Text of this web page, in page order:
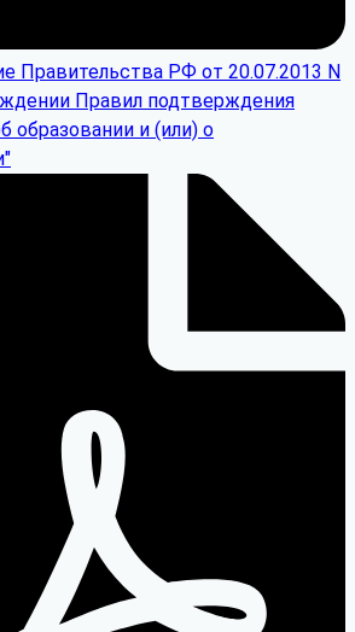
Правительства РФ от 20.07.2013 N
Правил подтверждения
образовании и (или) о